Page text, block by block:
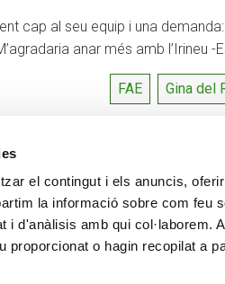
el contingut i els anuncis,
la informació sobre com feu
i d'anàlisis amb qui col·laborem.
proporcionat o hagin recopilat a
cap al seu equip i una
anar més amb l’Irineu
FAE Gina del
CONTACTE